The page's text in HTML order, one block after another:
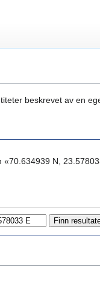
beskrevet av en
«70.634939 N,